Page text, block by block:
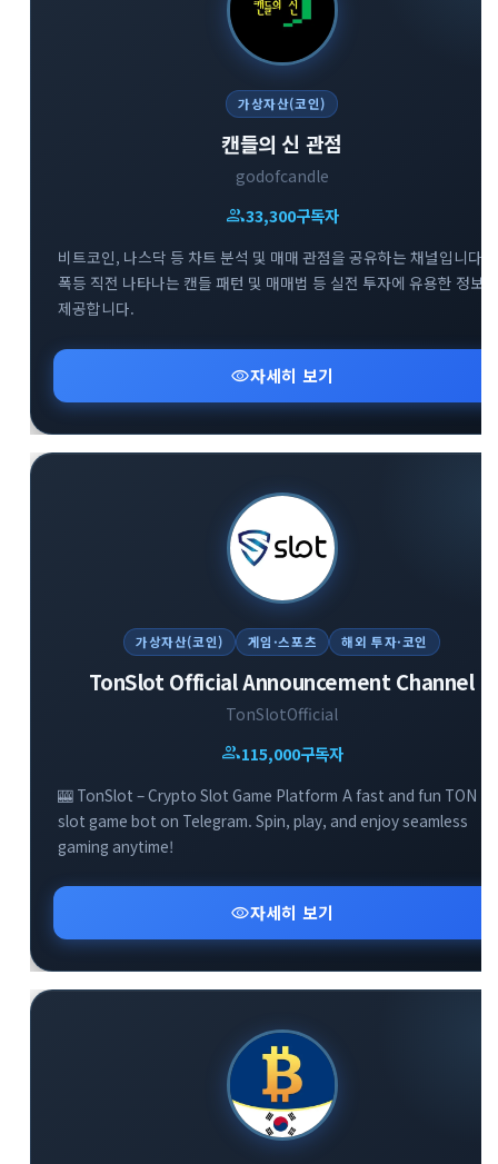
가상자산(코인)
캔들의 신 관점
godofcandle
group33,300구독자
비트코인, 나스닥 등 차트 분석 및 매매 관점을 공유하는 채널입니다.
폭등 직전 나타나는 캔들 패턴 및 매매법 등 실전 투자에 유용한 정보를
제공합니다.
visibility자세히 보기
가상자산(코인) 게임·스포츠 해외 투자·코인
TonSlot Official Announcement Channel
TonSlotOfficial
group115,000구독자
🎰 TonSlot – Crypto Slot Game Platform A fast and fun TON
slot game bot on Telegram. Spin, play, and enjoy seamless
gaming anytime!
visibility자세히 보기